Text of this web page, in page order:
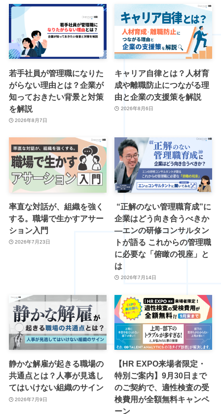
若手社員が管理職になりた
がらない理由とは？企業が
知っておきたい背景と対策
を解説
2026年8月7日
キャリア自律とは？人材育
成や離職防止につながる理
由と企業の支援策を解説
2026年8月6日
率直な対話が、組織を強く
する。職場で生かすアサー
ション入門
2026年7月23日
“正解のない管理職育成”に
企業はどう向き合うべきか
―エンの研修コンサルタン
トが語る これからの管理職
に必要な「俯瞰の視座」と
は
2026年7月14日
静かな解雇が起きる職場の
共通点とは？人事が見逃し
てはいけない組織のサイン
2026年7月9日
【HR EXPO来場者限定・
特別ご案内】9月30日まで
のご契約で、適性検査の受
検費用が全額無料キャンペ
ーン